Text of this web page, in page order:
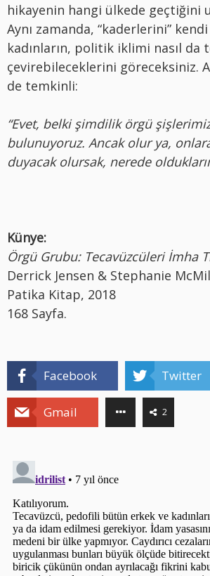
hikayenin hangi ülkede geçtiğini
Aynı zamanda, “kaderlerini”
kadınların, politik iklimi nasıl da
çevirebileceklerini göreceksiniz.
de temkinli:
“Evet, belki şimdilik örgü
bulunuyoruz. Ancak olur ya,
duyacak olursak, nerede
Künye:
Örgü Grubu: Tecavüzcüleri İmha
Derrick Jensen & Stephanie
Patika Kitap, 2018
168 Sayfa.
Facebook Twitter
Gmail 2